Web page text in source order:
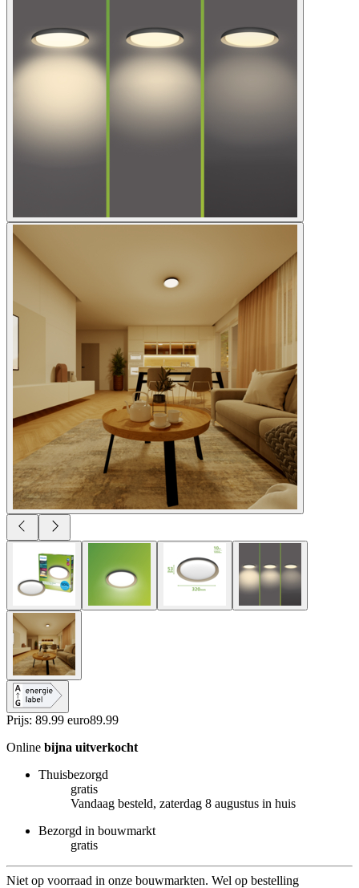
Prijs: 89.99 euro89.99
Online bijna uitverkocht
Thuisbezorgd
gratis
Vandaag besteld, zaterdag 8 augustus in huis
Bezorgd in bouwmarkt
gratis
Niet op voorraad in onze bouwmarkten. Wel op bestelling